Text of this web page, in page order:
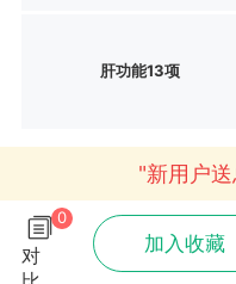
肝功能13项
"新用户
0
对
加入收藏